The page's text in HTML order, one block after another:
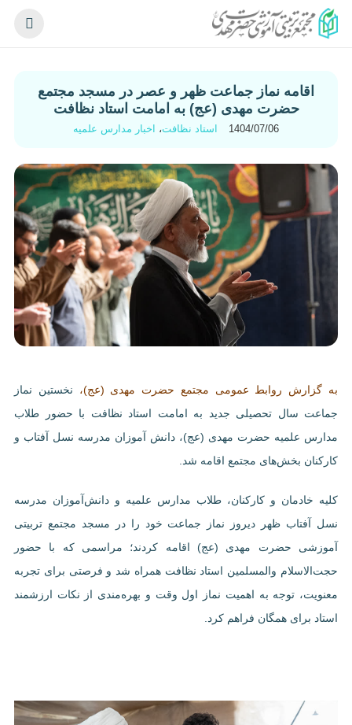
اقامه نماز جماعت ظهر و عصر در مسجد مجتمع
حضرت مهدی (عج) به امامت استاد نظافت
1404/07/06 استاد نظافت، اخبار مدارس علمیه
به گزارش روابط عمومی مجتمع حضرت مهدی (عج)، نخستین نماز
جماعت سال تحصیلی جدید به امامت استاد نظافت با حضور طلاب
مدارس علمیه حضرت مهدی (عج)، دانش آموزان مدرسه نسل آفتاب و
کارکنان بخشهای مجتمع اقامه شد
کلیه خادمان و کارکنان، طلاب مدارس علمیه و دانش‌آموزان مدرسه
نسل آفتاب ظهر دیروز نماز جماعت خود را در مسجد مجتمع تربیتی
آموزشی حضرت مهدی (عج) اقامه کردند؛ مراسمی که با حضور
حجت‌الاسلام والمسلمین استاد نظافت همراه شد و فرصتی برای تجربه
معنویت، توجه به اهمیت نماز اول وقت و بهره‌مندی از نکات ارزشمند
استاد برای همگان فراهم کرد